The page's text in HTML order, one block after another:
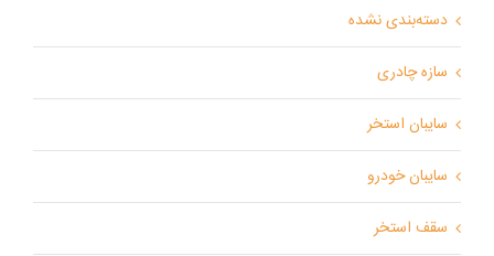
دسته‌بندی نشده
سازه چادری
سایبان استخر
سایبان خودرو
سقف استخر